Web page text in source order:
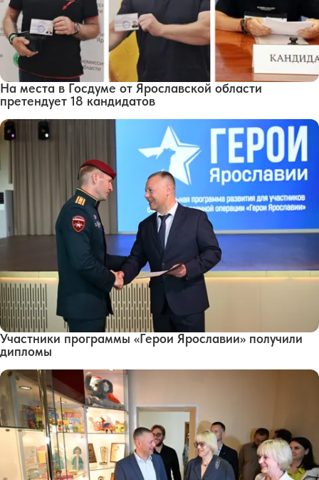
На места в Госдуме от Ярославской области
претендует 18 кандидатов
Участники программы «Герои Ярославии» получили
дипломы